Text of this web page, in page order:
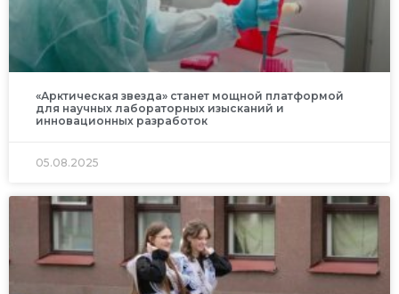
«Арктическая звезда» станет мощной платформой
для научных лабораторных изысканий и
инновационных разработок
05.08.2025